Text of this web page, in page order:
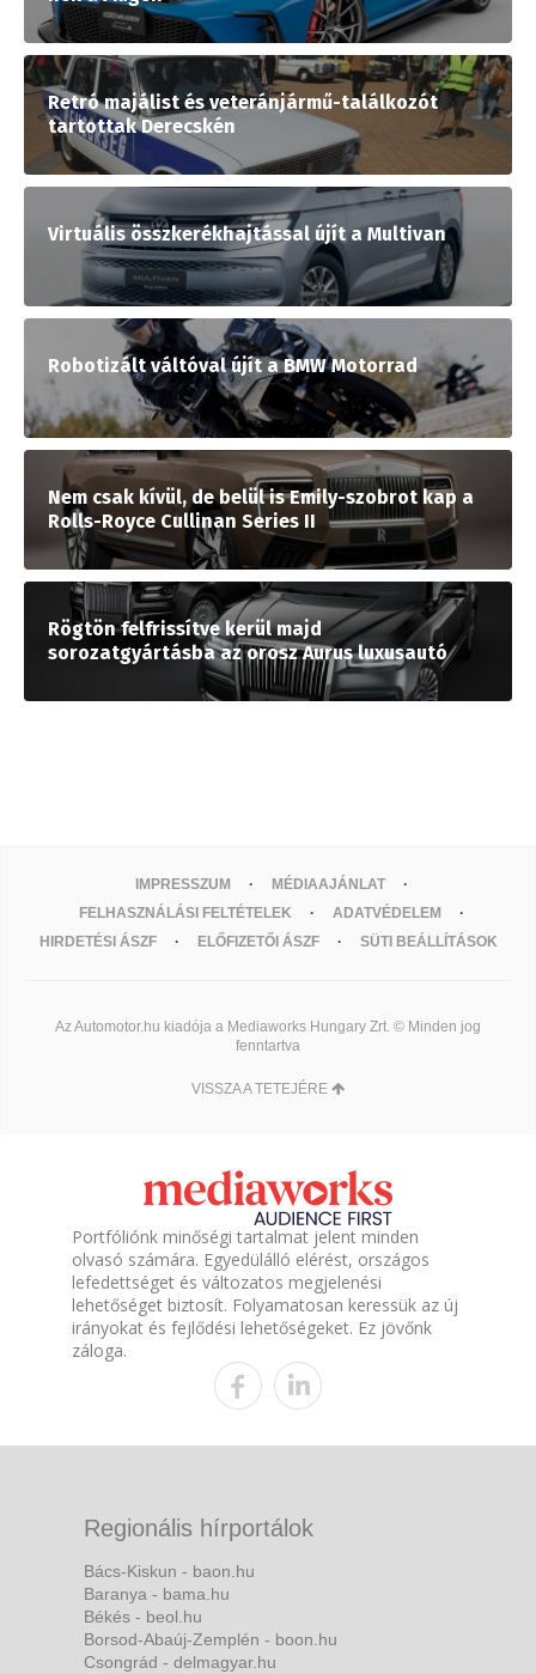
Retró majálist és veteránjármű-találkozót
tartottak Derecskén
Virtuális összkerékhajtással újít a Multivan
Robotizált váltóval újít a BMW Motorrad
Nem csak kívül, de belül is Emily-szobrot kap a
Rolls-Royce Cullinan Series II
Rögtön felfrissítve kerül majd
sorozatgyártásba az orosz Aurus luxusautó
IMPRESSZUM
MÉDIAAJÁNLAT
FELHASZNÁLÁSI FELTÉTELEK
ADATVÉDELEM
HIRDETÉSI ÁSZF
ELŐFIZETŐI ÁSZF SÜTI BEÁLLÍTÁSOK
Az Automotor.hu kiadója a Mediaworks Hungary Zrt. © Minden jog
fenntartva
VISSZA A TETEJÉRE
Portfóliónk minőségi tartalmat jelent minden
olvasó számára. Egyedülálló elérést, országos
lefedettséget és változatos megjelenési
lehetőséget biztosít. Folyamatosan keressük az új
irányokat és fejlődési lehetőségeket. Ez jövőnk
záloga.
Regionális hírportálok
Bács-Kiskun - baon.hu
Baranya - bama.hu
Békés - beol.hu
Borsod-Abaúj-Zemplén - boon.hu
Csongrád - delmagyar.hu